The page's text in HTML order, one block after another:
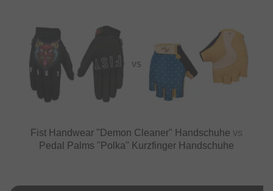
VS
Fist Handwear "Demon Cleaner" Handschuhe vs
Pedal Palms "Polka" Kurzfinger Handschuhe